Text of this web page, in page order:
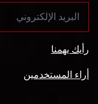
رأيك يهمنا
أراء المستخدمين